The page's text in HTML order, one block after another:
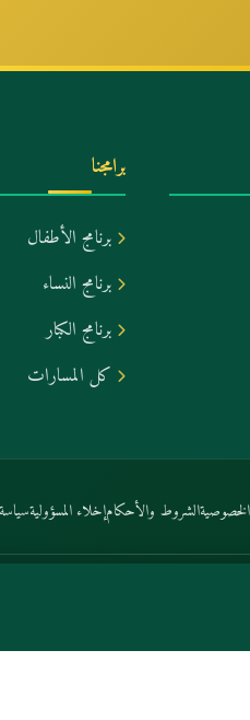
برامجنا
برنامج الأطفال
برنامج النساء
برنامج الكبار
كل المسارات
الشروط والأحكامإخلاء المسؤولية